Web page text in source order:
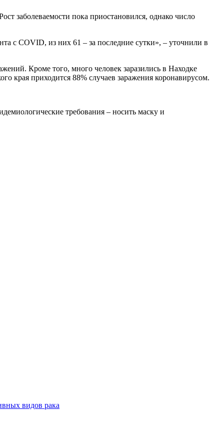
заболеваемости пока приостановился, однако число
с COVID, из них 61 – за последние сутки», – уточнили в
Кроме того, много человек заразились в Находке
края приходится 88% случаев заражения коронавирусом.
требования – носить маску и
видов рака